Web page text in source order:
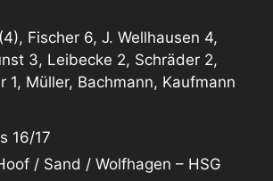
Fischer 6, J. Wellhausen 4,
3, Leibecke 2, Schräder 2,
1, Müller, Bachmann, Kaufmann
16/17
/ Sand / Wolfhagen – HSG